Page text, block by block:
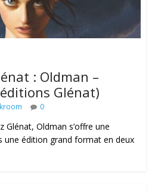
: Oldman –
Glénat)
0
Glénat, Oldman s’offre une
une édition grand format en deux